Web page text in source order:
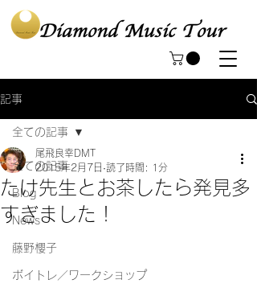
記事
全ての記事
Blog
News
藤野櫻子
ボイトレ／ワークショップ
全ての記事
たけ先生とお茶したら発見多
すぎました！
尾飛良幸DMT
2015年2月7日 読了時間: 1分